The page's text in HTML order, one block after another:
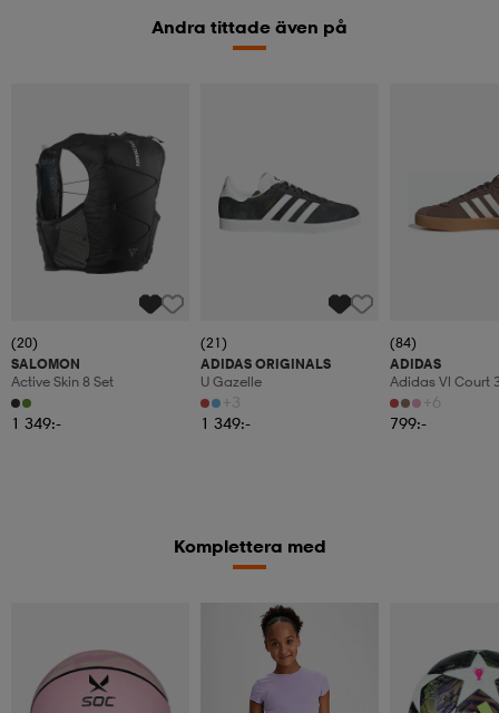
Andra tittade även på
(20)
SALOMON
Active Skin 8 Set
1 349:-
(21)
ADIDAS ORIGINALS
U Gazelle
+3
1 349:-
(84)
ADIDAS
Adidas Vl Court
+6
799:-
Komplettera med